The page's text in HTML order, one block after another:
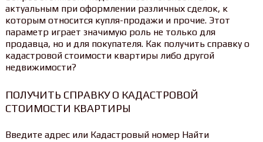
актуальным при оформлении различных сделок, к
которым относится купля-продажи и прочие. Этот
параметр играет значимую роль не только для
продавца, но и для покупателя. Как получить справку о
кадастровой стоимости квартиры либо другой
недвижимости?
ПОЛУЧИТЬ СПРАВКУ О КАДАСТРОВОЙ
СТОИМОСТИ КВАРТИРЫ
Введите адрес или Кадастровый номер Найти